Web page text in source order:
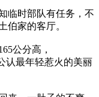
时部队有任务，不
伯家的客厅。
公分高，
认最年轻惹火的美丽